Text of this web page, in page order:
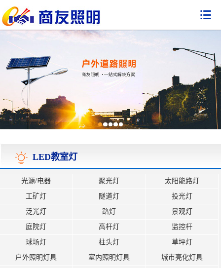

LED教室灯
光源/电器 聚光灯 太阳能路灯
工矿灯 隧道灯 投光灯
泛光灯 路灯 景观灯
庭院灯 高杆灯 监控杆
球场灯 柱头灯 草坪灯
户外照明灯具 室内照明灯具 城市亮化灯具